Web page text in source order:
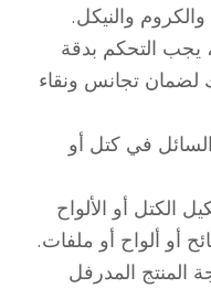
والنيكل.
يجب التحكم بدقة
لضمان تجانس ونقاء
في كتل أو
الكتل أو الألواح
أو ألواح أو ملفات.
المنتج المدرفل